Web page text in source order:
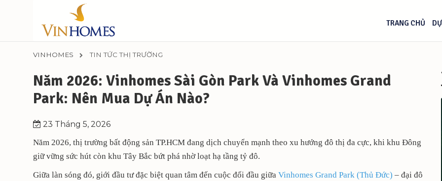
TRANG CHỦ
VINHOMES TIN TỨC THỊ TRƯỜNG
Năm 2026: Vinhomes Sài Gòn Park Và Vinhomes Grand
Park: Nên Mua Dự Án Nào?
23 Tháng 5, 2026
Năm 2026, thị trường bất động sản TP.HCM đang dịch chuyển mạnh theo xu hướng đô thị đa cực, khi khu Đông
giữ vững sức hút còn khu Tây Bắc bứt phá nhờ loạt hạ tầng tỷ đô.
Giữa làn sóng đó, giới đầu tư đặc biệt quan tâm đến cuộc đối đầu giữa Vinhomes Grand Park (Thủ Đức) – đại đô